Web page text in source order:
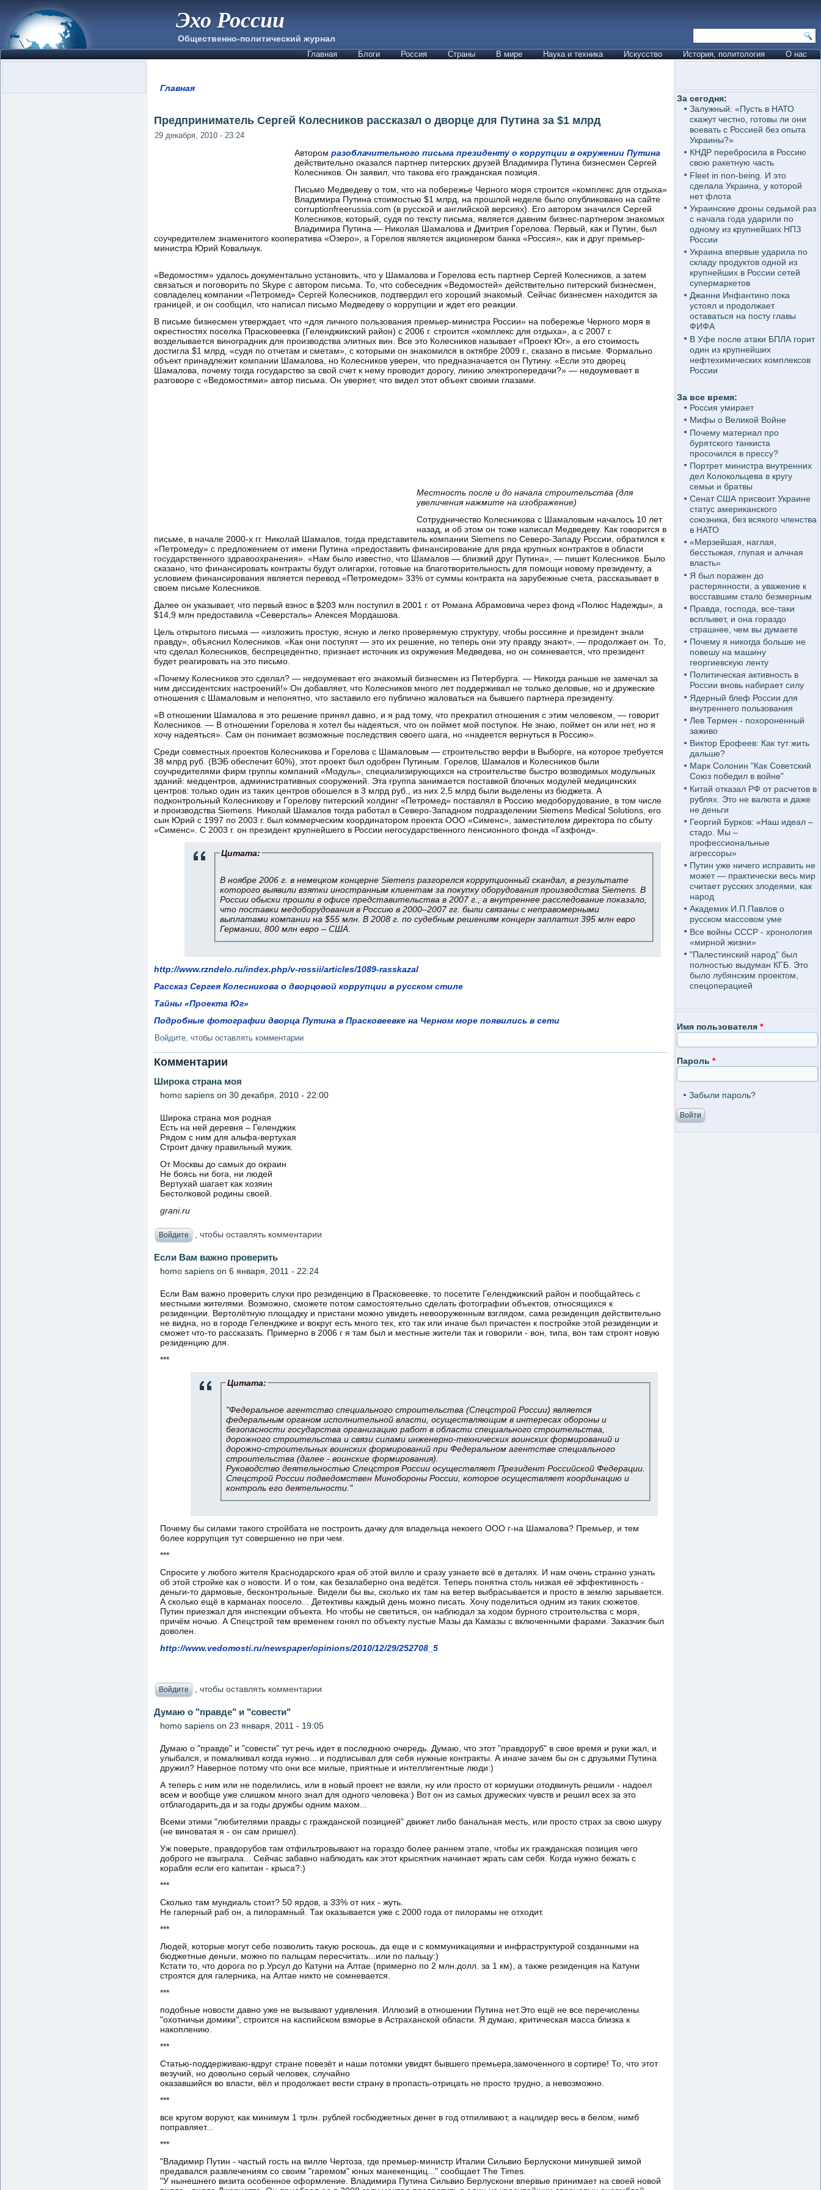
Эхо России
Общественно-политический журнал
Главная Блоги Россия Страны В мире Наука и техника Искусство История, политология О нас
Главная
Предприниматель Сергей Колесников рассказал о дворце для Путина за $1 млрд
29 декабря, 2010 - 23:24
Автором разоблачительного письма президенту о коррупции в окружении Путина
действительно оказался партнер питерских друзей Владимира Путина бизнесмен Сергей
Колесников. Он заявил, что такова его гражданская позиция.
Письмо Медведеву о том, что на побережье Черного моря строится «комплекс для отдыха»
Владимира Путина стоимостью $1 млрд, на прошлой неделе было опубликовано на сайте
corruptionfreerussia.com (в русской и английской версиях). Его автором значился Сергей
Колесников, который, судя по тексту письма, является давним бизнес-партнером знакомых
Владимира Путина — Николая Шамалова и Дмитрия Горелова. Первый, как и Путин, был
соучредителем знаменитого кооператива «Озеро», а Горелов является акционером банка «Россия», как и друг премьер-
министра Юрий Ковальчук.
«Ведомостям» удалось документально установить, что у Шамалова и Горелова есть партнер Сергей Колесников, а затем
связаться и поговорить по Skype с автором письма. То, что собеседник «Ведомостей» действительно питерский бизнесмен,
совладелец компании «Петромед» Сергей Колесников, подтвердил его хороший знакомый. Сейчас бизнесмен находится за
границей, и он сообщил, что написал письмо Медведеву о коррупции и ждет его реакции.
В письме бизнесмен утверждает, что «для личного пользования премьер-министра России» на побережье Черного моря в
окрестностях поселка Прасковеевка (Геленджикский район) с 2006 г. строится «комплекс для отдыха», а с 2007 г.
возделывается виноградник для производства элитных вин. Все это Колесников называет «Проект Юг», а его стоимость
достигла $1 млрд, «судя по отчетам и сметам», с которыми он знакомился в октябре 2009 г., сказано в письме. Формально
объект принадлежит компании Шамалова, но Колесников уверен, что предназначается он Путину. «Если это дворец
Шамалова, почему тогда государство за свой счет к нему проводит дорогу, линию электропередачи?» — недоумевает в
разговоре с «Ведомостями» автор письма. Он уверяет, что видел этот объект своими глазами.
Местность после и до начала строительства (для
увеличения нажмите на изображение)
Сотрудничество Колесникова с Шамаловым началось 10 лет
назад, и об этом он тоже написал Медведеву. Как говорится в
письме, в начале 2000-х гг. Николай Шамалов, тогда представитель компании Siemens по Северо-Западу России, обратился к
«Петромеду» с предложением от имени Путина «предоставить финансирование для ряда крупных контрактов в области
государственного здравоохранения». «Нам было известно, что Шамалов — близкий друг Путина», — пишет Колесников. Было
сказано, что финансировать контракты будут олигархи, готовые на благотворительность для помощи новому президенту, а
условием финансирования является перевод «Петромедом» 33% от суммы контракта на зарубежные счета, рассказывает в
своем письме Колесников.
Далее он указывает, что первый взнос в $203 млн поступил в 2001 г. от Романа Абрамовича через фонд «Полюс Надежды», а
$14,9 млн предоставила «Северсталь» Алексея Мордашова.
Цель открытого письма — «изложить простую, ясную и легко проверяемую структуру, чтобы россияне и президент знали
правду», объяснил Колесников. «Как они поступят — это их решение, но теперь они эту правду знают», — продолжает он. То,
что сделал Колесников, беспрецедентно, признает источник из окружения Медведева, но он сомневается, что президент
будет реагировать на это письмо.
«Почему Колесников это сделал? — недоумевает его знакомый бизнесмен из Петербурга. — Никогда раньше не замечал за
ним диссидентских настроений!» Он добавляет, что Колесников много лет поддерживал не только деловые, но и дружеские
отношения с Шамаловым и непонятно, что заставило его публично жаловаться на бывшего партнера президенту.
«В отношении Шамалова я это решение принял давно, и я рад тому, что прекратил отношения с этим человеком, — говорит
Колесников. — В отношении Горелова я хотел бы надеяться, что он поймет мой поступок. Не знаю, поймет он или нет, но я
хочу надеяться». Сам он понимает возможные последствия своего шага, но «надеется вернуться в Россию».
Среди совместных проектов Колесникова и Горелова с Шамаловым — строительство верфи в Выборге, на которое требуется
38 млрд руб. (ВЭБ обеспечит 60%), этот проект был одобрен Путиным. Горелов, Шамалов и Колесников были
соучредителями фирм группы компаний «Модуль», специализирующихся на строительстве быстро возводимых модульных
зданий: медцентров, административных сооружений. Эта группа занимается поставкой блочных модулей медицинских
центров: только один из таких центров обошелся в 3 млрд руб., из них 2,5 млрд были выделены из бюджета. А
подконтрольный Колесникову и Горелову питерский холдинг «Петромед» поставлял в Россию медоборудование, в том числе
и производства Siemens. Николай Шамалов тогда работал в Северо-Западном подразделении Siemens Medical Solutions, его
сын Юрий с 1997 по 2003 г. был коммерческим координатором проекта ООО «Сименс», заместителем директора по сбыту
«Сименс». С 2003 г. он президент крупнейшего в России негосударственного пенсионного фонда «Газфонд».
Цитата:
В ноябре 2006 г. в немецком концерне Siemens разгорелся коррупционный скандал, в результате
которого выявили взятки иностранным клиентам за покупку оборудования производства Siemens. В
России обыски прошли в офисе представительства в 2007 г., а внутреннее расследование показало,
что поставки медоборудования в Россию в 2000–2007 гг. были связаны с неправомерными
выплатами компании на $55 млн. В 2008 г. по судебным решениям концерн заплатил 395 млн евро
Германии, 800 млн евро – США.
http://www.rzndelo.ru/index.php/v-rossii/articles/1089-rasskazal
Рассказ Сергея Колесникова о дворцовой коррупции в русском стиле
Тайны «Проекта Юг»
Подробные фотографии дворца Путина в Прасковеевке на Черном море появились в сети
Войдите , чтобы оставлять комментарии
Комментарии
Широка страна моя
homo sapiens on 30 декабря, 2010 - 22:00
Широка страна моя родная
Есть на ней деревня – Геленджик
Рядом с ним для альфа-вертухая
Строит дачку правильный мужик.
От Москвы до самых до окраин
Не боясь ни бога, ни людей
Вертухай шагает как хозяин
Бестолковой родины своей.
grani.ru
Войдите , чтобы оставлять комментарии
Если Вам важно проверить
homo sapiens on 6 января, 2011 - 22:24
Если Вам важно проверить слухи про резиденцию в Прасковеевке, то посетите Геленджикский район и пообщайтесь с
местными жителями. Возможно, сможете потом самостоятельно сделать фотографии объектов, относящихся к
резиденции. Вертолётную площадку и пристани можно увидеть невооруженным взглядом, сама резиденция действительно
не видна, но в городе Геленджике и вокруг есть много тех, кто так или иначе был причастен к постройке этой резиденции и
сможет что-то рассказать. Примерно в 2006 г я там был и местные жители так и говорили - вон, типа, вон там строят новую
резиденцию для.
***
Цитата:
"Федеральное агентство специального строительства (Спецстрой России) является
федеральным органом исполнительной власти, осуществляющим в интересах обороны и
безопасности государства организацию работ в области специального строительства,
дорожного строительства и связи силами инженерно-технических воинских формирований и
дорожно-строительных воинских формирований при Федеральном агентстве специального
строительства (далее - воинские формирования).
Руководство деятельностью Спецстроя России осуществляет Президент Российской Федерации.
Спецстрой России подведомствен Минобороны России, которое осуществляет координацию и
контроль его деятельности."
Почему бы силами такого стройбата не построить дачку для владельца некоего ООО г-на Шамалова? Премьер, и тем
более коррупция тут совершенно не при чем.
***
Спросите у любого жителя Краснодарского края об этой вилле и сразу узнаете всё в деталях. И нам очень странно узнать
об этой стройке как о новости. И о том, как безалаберно она ведётся. Теперь понятна столь низкая её эффективность -
деньги-то дармовые, бесконтрольные. Видели бы вы, сколько их там на ветер выбрасывается и просто в землю зарывается.
А сколько ещё в карманах поосело... Детективы каждый день можно писать. Хочу поделиться одним из таких сюжетов.
Путин приезжал для инспекции объекта. Но чтобы не светиться, он наблюдал за ходом бурного строительства с моря,
причём ночью. А Спецстрой тем временем гонял по объекту пустые Мазы да Камазы с включенными фарами. Заказчик был
доволен.
http://www.vedomosti.ru/newspaper/opinions/2010/12/29/252708_5
Войдите , чтобы оставлять комментарии
Думаю о "правде" и "совести"
homo sapiens on 23 января, 2011 - 19:05
Думаю о "правде" и "совести" тут речь идет в последнюю очередь. Думаю, что этот "правдоруб" в свое время и руки жал, и
улыбался, и помалкивал когда нужно... и подписывал для себя нужные контракты. А иначе зачем бы он с друзьями Путина
дружил? Наверное потому что они все милые, приятные и интеллигентные люди:)
А теперь с ним или не поделились, или в новый проект не взяли, ну или просто от кормушки отодвинуть решили - надоел
всем и вообще уже слишком много знал для одного человека:) Вот он из самых дружеских чувств и решил всех за это
отблагодарить,да и за годы дружбы одним махом...
Всеми этими "любителями правды с гражданской позицией" движет либо банальная месть, или просто страх за свою шкуру
(не виноватая я - он сам пришел).
Уж поверьте, правдорубов там отфильтровывают на гораздо более раннем этапе, чтобы их гражданская позиция чего
доброго не взыграла... Сейчас забавно наблюдать как этот крысятник начинает жрать сам себя. Когда нужно бежать с
корабля если его капитан - крыса?:)
***
Сколько там мундиаль стоит? 50 ярдов, а 33% от них - жуть.
Не галерный раб он, а пилорамный. Так оказывается уже с 2000 года от пилорамы не отходит.
***
Людей, которые могут себе позволить такую роскошь, да еще и с коммуникациями и инфраструктурой созданными на
бюджетные деньги, можно по пальцам пересчитать...или по пальцу:)
Кстати то, что дорога по р.Урсул до Катуни на Алтае (примерно по 2 млн.долл. за 1 км), а также резиденция на Катуни
строятся для галерника, на Алтае никто не сомневается.
***
подобные новости давно уже не вызывают удивления. Иллюзий в отношении Путина нет.Это ещё не все перечислены
"охотничьи домики", строится на каспийском взморье в Астраханской области. Я думаю, критическая масса близка к
накоплению.
***
Cтатью-поддерживаю-вдруг стране повезёт и наши потомки увидят бывшего премьера,замоченного в сортире! То, что этот
везучий, но довольно серый человек, случайно
оказавшийся во власти, вёл и продолжает вести страну в пропасть-отрицать не просто трудно, а невозможно.
***
все кругом воруют, как минимум 1 трлн. рублей госбюджетных денег в год отпиливают, а нацлидер весь в белом, нимб
поправляет...
***
"Владимир Путин - частый гость на вилле Чертоза, где премьер-министр Италии Сильвио Берлускони минувшей зимой
предавался развлечениям со своим "гаремом" юных манекенщиц..." сообщает The Times.
"У нынешнего визита особенное оформление. Владимира Путина Сильвио Берлускони впервые принимает на своей новой
За сегодня:
Залужный: «Пусть в НАТО
скажут честно, готовы ли они
воевать с Россией без опыта
Украины?»
КНДР перебросила в Россию
свою ракетную часть
Fleet in non-being. И это
сделала Украина, у которой
нет флота
Украинские дроны седьмой раз
с начала года ударили по
одному из крупнейших НПЗ
России
Украина впервые ударила по
складу продуктов одной из
крупнейших в России сетей
супермаркетов
Джанни Инфантино пока
устоял и продолжает
оставаться на посту главы
ФИФА
В Уфе после атаки БПЛА горит
один из крупнейших
нефтехимических комплексов
России
За все время:
Россия умирает
Мифы о Великой Войне
Почему материал про
бурятского танкиста
просочился в прессу?
Портрет министра внутренних
дел Колокольцева в кругу
семьи и братвы
Сенат США присвоит Украине
статус американского
союзника, без всякого членства
в НАТО
«Мерзейшая, наглая,
бесстыжая, глупая и алчная
власть»
Я был поражен до
растерянности, а уважение к
восставшим стало безмерным
Правда, господа, все-таки
всплывет, и она гораздо
страшнее, чем вы думаете
Почему я никогда больше не
повешу на машину
георгиевскую ленту
Политическая активность в
России вновь набирает силу
Ядерный блеф России для
внутреннего пользования
Лев Термен - похороненный
заживо
Виктор Ерофеев: Как тут жить
дальше?
Марк Солонин "Как Советский
Союз победил в войне"
Китай отказал РФ от расчетов в
рублях. Это не валюта и даже
не деньги
Георгий Бурков: «Наш идеал –
стадо. Мы –
профессиональные
агрессоры»
Путин уже ничего исправить не
может — практически весь мир
считает русских злодеями, как
народ
Академик И.П.Павлов о
русском массовом уме
Все войны СССР - хронология
«мирной жизни»
"Палестинский народ" был
полностью выдуман КГБ. Это
было лубянским проектом,
спецоперацией
Имя пользователя *
Пароль *
Забыли пароль?